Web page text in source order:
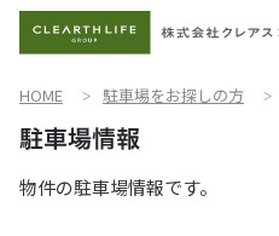
HOME 駐車場をお探しの方
物件の駐車場情報です。